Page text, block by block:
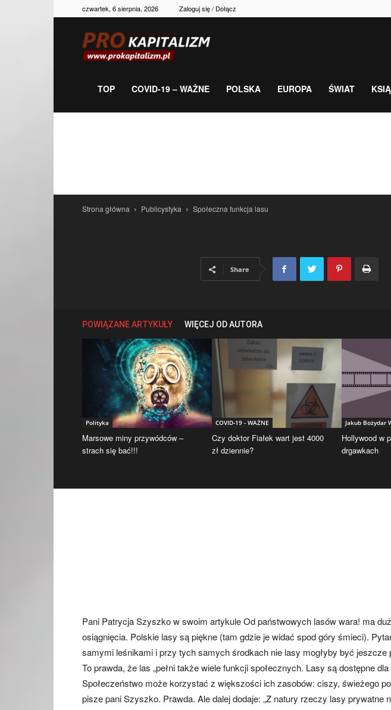
czwartek, 6 sierpnia, 2026 Zaloguj się / Dołącz
gospodarka,
TOP COVID-19 – WAŻNE POLSKA EUROPA ŚWIAT
Strona główna Publicystyka Społeczna funkcja lasu
Share
POWIĄZANE ARTYKUŁY WIĘCEJ OD AUTORA
Polityka
Marsowe miny przywódców –
strach się bać!!!
COVID-19 - WAŻNE
Czy doktor Fiałek wart jest 4000
zł dziennie?
Jakub Bożydar
Hollywood w
drgawkach
Pani Patrycja Szyszko w swoim artykule Od państwowych lasów wara! ma
osiągnięcia. Polskie lasy są piękne (tam gdzie je widać spod góry śmieci).
samymi leśnikami i przy tych samych środkach nie lasy mogłyby być jeszcze
To prawda, że las „pełni także wiele funkcji społecznych. Lasy są dostępne
Społeczeństwo może korzystać z większości ich zasobów: ciszy, świeżego
pisze pani Szyszko. Prawda. Ale dalej dodaje: „Z natury rzeczy lasy prywatne